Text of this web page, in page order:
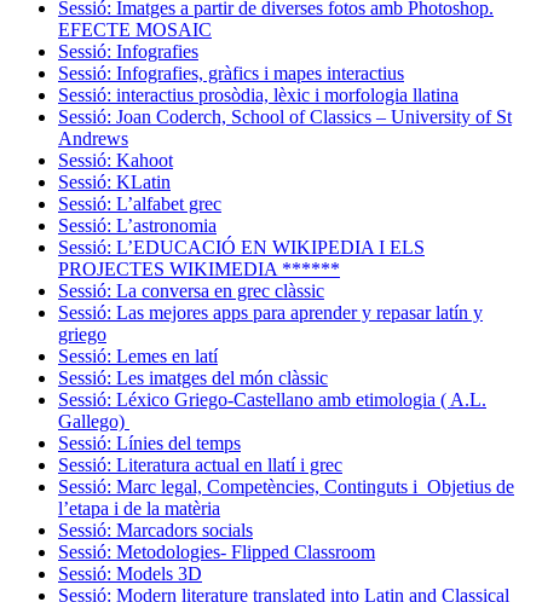
Sessió: Imatges a partir de diverses fotos amb Photoshop.
EFECTE MOSAIC
Sessió: Infografies
Sessió: Infografies, gràfics i mapes interactius
Sessió: interactius prosòdia, lèxic i morfologia llatina
Sessió: Joan Coderch, School of Classics – University of St
Andrews
Sessió: Kahoot
Sessió: KLatin
Sessió: L’alfabet grec
Sessió: L’astronomia
Sessió: L’EDUCACIÓ EN WIKIPEDIA I ELS
PROJECTES WIKIMEDIA ******
Sessió: La conversa en grec clàssic
Sessió: Las mejores apps para aprender y repasar latín y
griego
Sessió: Lemes en latí
Sessió: Les imatges del món clàssic
Sessió: Léxico Griego-Castellano amb etimologia ( A.L.
Gallego)
Sessió: Línies del temps
Sessió: Literatura actual en llatí i grec
Sessió: Marc legal, Competències, Continguts i Objetius de
l’etapa i de la matèria
Sessió: Marcadors socials
Sessió: Metodologies- Flipped Classroom
Sessió: Models 3D
Sessió: Modern literature translated into Latin and Classical